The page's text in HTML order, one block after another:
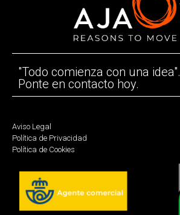
"Todo comienza con una idea".
Ponte en contacto hoy.
Aviso Legal
Política de Privacidad
Política de Cookies